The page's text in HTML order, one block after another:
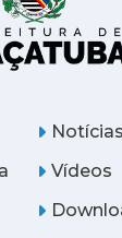
Notícias
Vídeos